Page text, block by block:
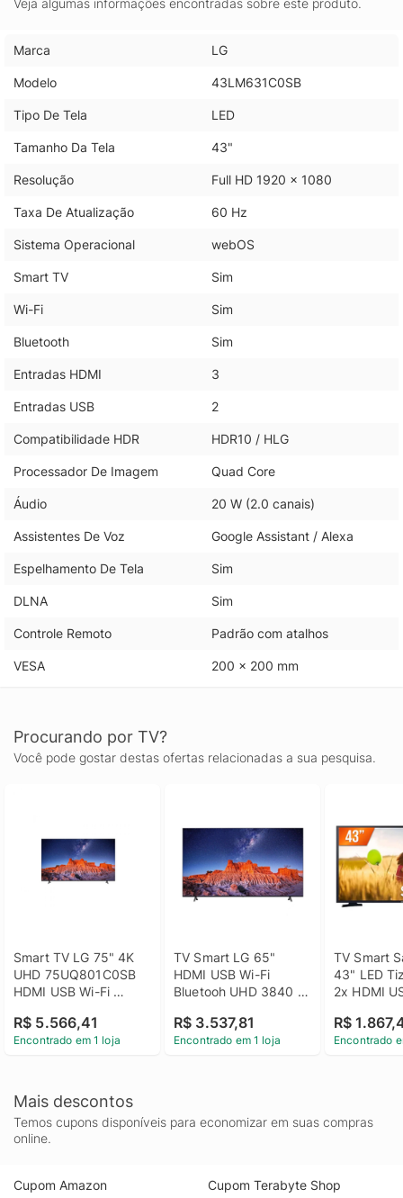
Marca LG
Modelo 43LM631C0SB
Tipo De Tela LED
Tamanho Da Tela 43"
Resolução Full HD 1920 x 1080
Taxa De Atualização 60 Hz
Sistema Operacional webOS
Smart TV Sim
Wi-Fi Sim
Bluetooth Sim
Entradas HDMI 3
Entradas USB 2
Compatibilidade HDR HDR10 / HLG
Processador De Imagem Quad Core
Áudio 20 W (2.0 canais)
Assistentes De Voz Google Assistant / Alexa
Espelhamento De Tela Sim
DLNA Sim
Controle Remoto Padrão com atalhos
VESA 200 x 200 mm
Procurando por TV?
Você pode gostar destas ofertas relacionadas a sua pesquisa.
Smart TV LG 75" 4K
UHD 75UQ801C0SB
HDMI USB Wi-Fi
R$ 5.566,41
Encontrado em 1 loja
TV Smart LG 65"
HDMI USB Wi-Fi
Bluetooh UHD 3840 x
R$ 3.537,81
Encontrado em 1 loja
TV Smart
43" LED
2x HDMI
R$
Encontrado
Mais descontos
Temos cupons disponíveis para economizar em suas compras
online.
Cupom Amazon
Cupom Terabyte Shop